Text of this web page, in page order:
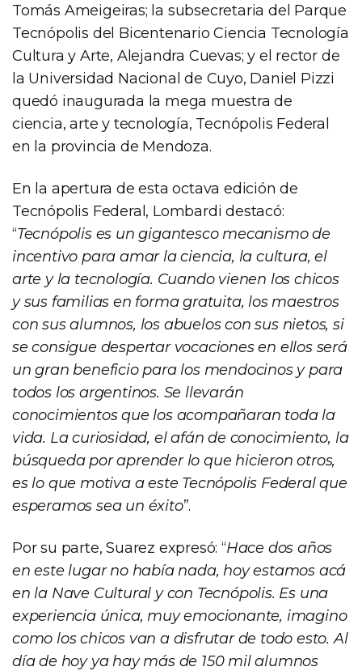
Tomás Ameigeiras; la subsecretaria del Parque
Tecnópolis del Bicentenario Ciencia Tecnología
Cultura y Arte, Alejandra Cuevas; y el rector de
la Universidad Nacional de Cuyo, Daniel Pizzi
quedó inaugurada la mega muestra de
ciencia, arte y tecnología, Tecnópolis Federal
en la provincia de Mendoza.
En la apertura de esta octava edición de
Tecnópolis Federal, Lombardi destacó:
“Tecnópolis es un gigantesco mecanismo de
incentivo para amar la ciencia, la cultura, el
arte y la tecnología. Cuando vienen los chicos
y sus familias en forma gratuita, los maestros
con sus alumnos, los abuelos con sus nietos, si
se consigue despertar vocaciones en ellos será
un gran beneficio para los mendocinos y para
todos los argentinos. Se llevarán
conocimientos que los acompañaran toda la
vida. La curiosidad, el afán de conocimiento, la
búsqueda por aprender lo que hicieron otros,
es lo que motiva a este Tecnópolis Federal que
esperamos sea un éxito”.
Por su parte, Suarez expresó: “Hace dos años
en este lugar no había nada, hoy estamos acá
en la Nave Cultural y con Tecnópolis. Es una
experiencia única, muy emocionante, imagino
como los chicos van a disfrutar de todo esto. Al
día de hoy ya hay más de 150 mil alumnos